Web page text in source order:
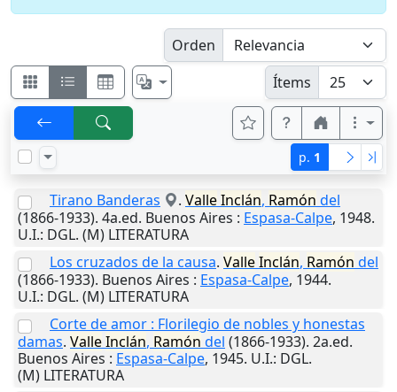
Orden
Ítems
p. 1
Tirano Banderas . ValleInclán, Ramón del
(1866-1933). 4a.ed. Buenos Aires : Espasa-Calpe, 1948.
U.I.: DGL. (M) LITERATURA
Los cruzados de la causa. ValleInclán, Ramón del
(1866-1933). Buenos Aires : Espasa-Calpe, 1944.
U.I.: DGL. (M) LITERATURA
Corte de amor : Florilegio de nobles y honestas
damas. ValleInclán, Ramón del (1866-1933). 2a.ed.
Buenos Aires : Espasa-Calpe, 1945. U.I.: DGL.
(M) LITERATURA